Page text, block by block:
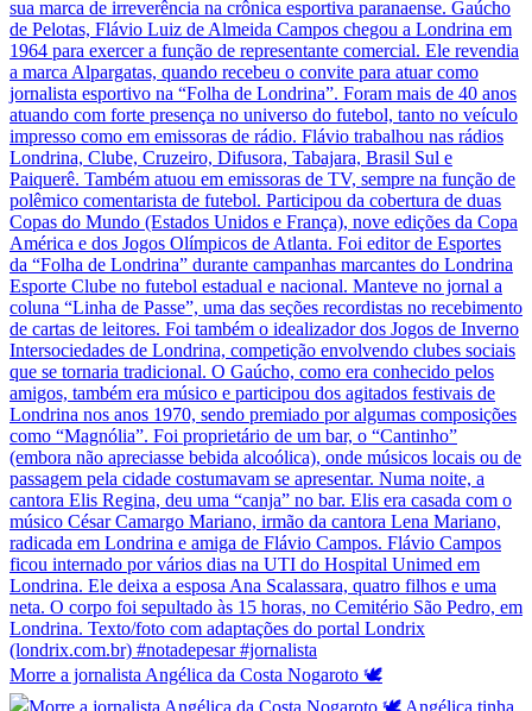
Morre a jornalista Angélica da Costa Nogaroto 🕊️